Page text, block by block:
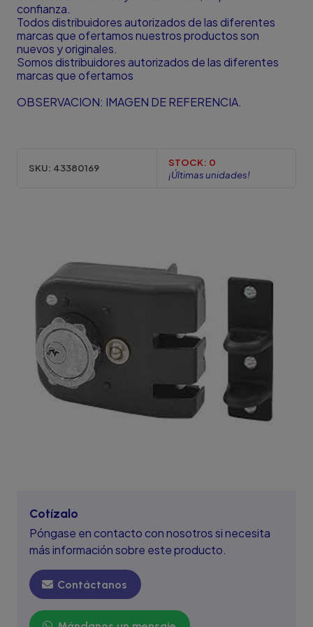
confianza.
Todos distribuidores autorizados de las diferentes
marcas que ofertamos nuestros productos son
nuevos y originales.
Somos distribuidores autorizados de las diferentes
marcas que ofertamos
OBSERVACION: IMAGEN DE REFERENCIA.
SKU: 43380169 STOCK: 0
¡Últimas unidades!
Cotízalo
Póngase en contacto con nosotros si necesita
más información sobre este producto.
Contáctanos